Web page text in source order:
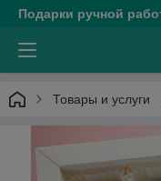
Подарки ручной
Товары и услуги